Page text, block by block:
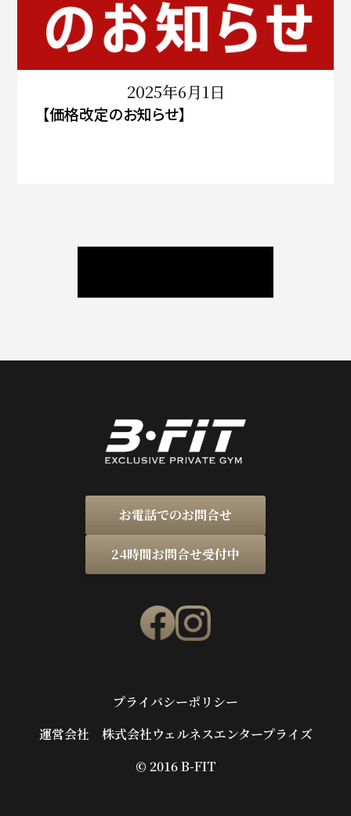
2025年6月1日
【価格改定のお知らせ】
お電話でのお問合せ
24時間お問合せ受付中
プライバシーポリシー
運営会社 株式会社ウェルネスエンタープライズ
©︎ 2016 B-FIT